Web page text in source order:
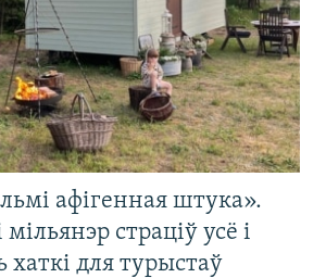
афігенная штука».
страціў усё і
хаткі для турыстаў